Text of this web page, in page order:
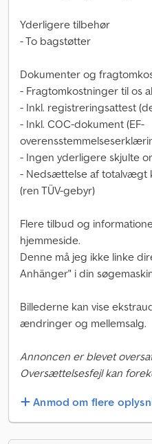
Yderligere tilbehør
- To bagstøtter
Dokumenter og
- Fragtomkostninger til os
- Inkl. registreringsattest
- Inkl. COC-dokument (EF-
- Ingen yderligere skjulte
- Nedsættelse af totalvægt
(ren TÜV-gebyr)
Flere tilbud og
hjemmeside.
Denne må jeg ikke linke
Anhänger" i din
Billederne kan vise
ændringer og mellemsalg.
Annoncen er blevet
Oversættelsesfejl kan
Anmod om flere